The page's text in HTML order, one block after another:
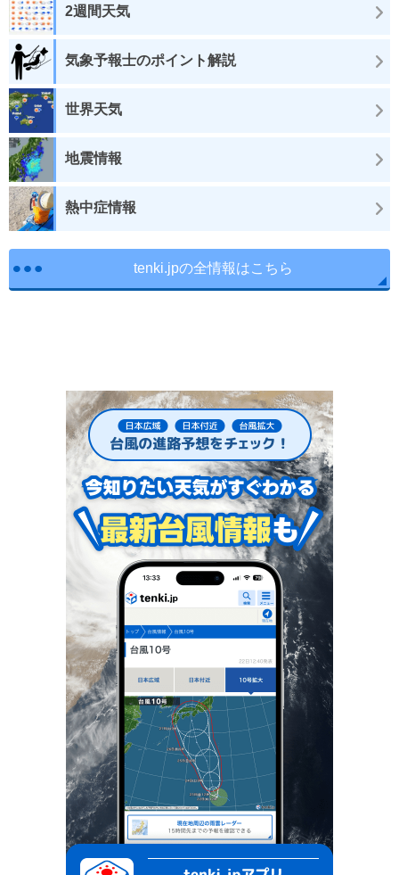
2週間天気
気象予報士のポイント解説
世界天気
地震情報
熱中症情報
tenki.jpの全情報はこちら